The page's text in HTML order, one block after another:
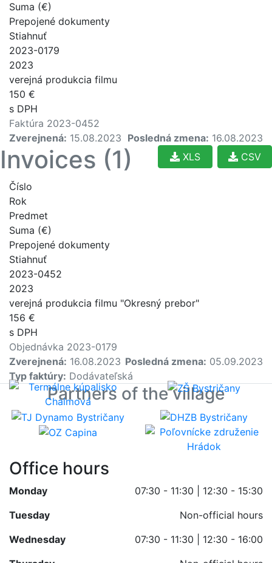
Suma (€)
Prepojené dokumenty
Stiahnuť
2023-0179
2023
verejná produkcia filmu
150 €
s DPH
Faktúra 2023-0452
Zverejnená: 15.08.2023 Posledná zmena: 16.08.2023
Invoices (1) CSV
XLS
Číslo
Rok
Predmet
Suma (€)
Prepojené dokumenty
Stiahnuť
2023-0452
2023
verejná produkcia filmu "Okresný prebor"
156 €
s DPH
Objednávka 2023-0179
Zverejnená: 16.08.2023 Posledná zmena: 05.09.2023
Typ faktúry: Dodávateľská
Partners of the village
Office hours
Monday
07:30 - 11:30 | 12:30 - 15:30
Tuesday
Non-official hours
Wednesday
07:30 - 11:30 | 12:30 - 16:00